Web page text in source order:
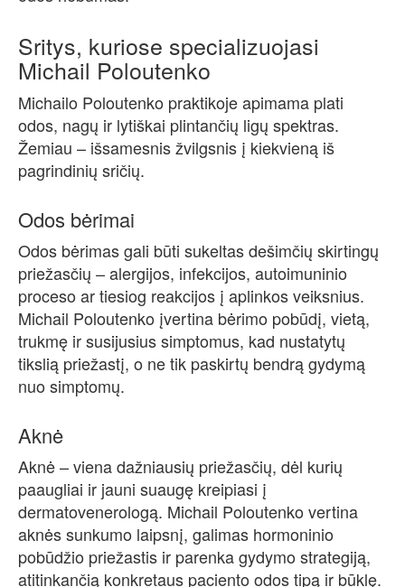
Sritys, kuriose specializuojasi
Michail Poloutenko
Michailo Poloutenko praktikoje apimama plati
odos, nagų ir lytiškai plintančių ligų spektras.
Žemiau – išsamesnis žvilgsnis į kiekvieną iš
pagrindinių sričių.
Odos bėrimai
Odos bėrimas gali būti sukeltas dešimčių skirtingų
priežasčių – alergijos, infekcijos, autoimuninio
proceso ar tiesiog reakcijos į aplinkos veiksnius.
Michail Poloutenko įvertina bėrimo pobūdį, vietą,
trukmę ir susijusius simptomus, kad nustatytų
tikslią priežastį, o ne tik paskirtų bendrą gydymą
nuo simptomų.
Aknė
Aknė – viena dažniausių priežasčių, dėl kurių
paaugliai ir jauni suaugę kreipiasi į
dermatovenerologą. Michail Poloutenko vertina
aknės sunkumo laipsnį, galimas hormoninio
pobūdžio priežastis ir parenka gydymo strategiją,
atitinkančią konkretaus paciento odos tipą ir būklę.